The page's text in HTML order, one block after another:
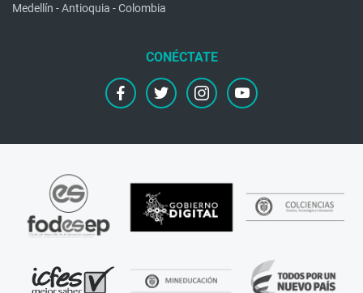
Medellín - Antioquia - Colombia